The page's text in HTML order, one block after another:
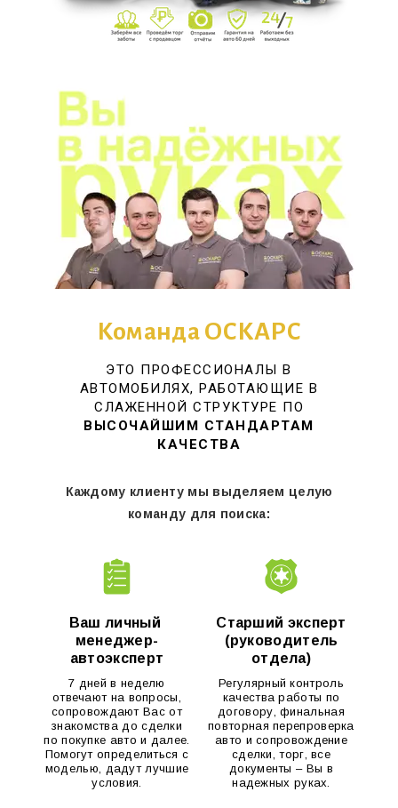
Команда ОСКАРС
ЭТО ПРОФЕССИОНАЛЫ В
АВТОМОБИЛЯХ, РАБОТАЮЩИЕ В
СЛАЖЕННОЙ СТРУКТУРЕ ПО
ВЫСОЧАЙШИМ СТАНДАРТАМ
КАЧЕСТВА
Каждому клиенту мы выделяем целую
команду для поиска:
Ваш личный
менеджер-
автоэксперт
7 дней в неделю
отвечают на вопросы,
сопровождают Вас от
знакомства до сделки
по покупке авто и далее.
Помогут определиться с
моделью, дадут лучшие
условия.
Старший эксперт
(руководитель
отдела)
Регулярный контроль
качества работы по
договору, финальная
повторная перепроверка
авто и сопровождение
сделки, торг, все
документы – Вы в
надежных руках.